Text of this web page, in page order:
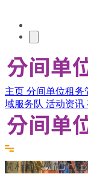
主页 分间单位租务
域服务队 活动资讯
简朴屋条例简介及